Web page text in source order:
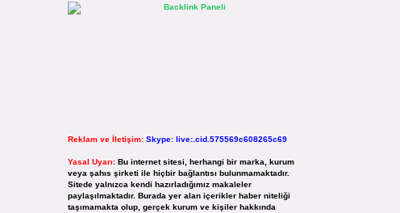
Reklam ve İletişim: Skype: live:.cid.575569c608265c69
Yasal Uyarı: Bu internet sitesi, herhangi bir marka, kurum
veya şahıs şirketi ile hiçbir bağlantısı bulunmamaktadır.
Sitede yalnızca kendi hazırladığımız makaleler
paylaşılmaktadır. Burada yer alan içerikler haber niteliği
taşımamakta olup, gerçek kurum ve kişiler hakkında